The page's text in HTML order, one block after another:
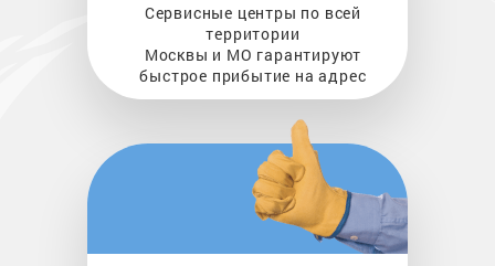
Сервисные центры по всей
территории
Москвы и МО гарантируют
быстрое прибытие на адрес